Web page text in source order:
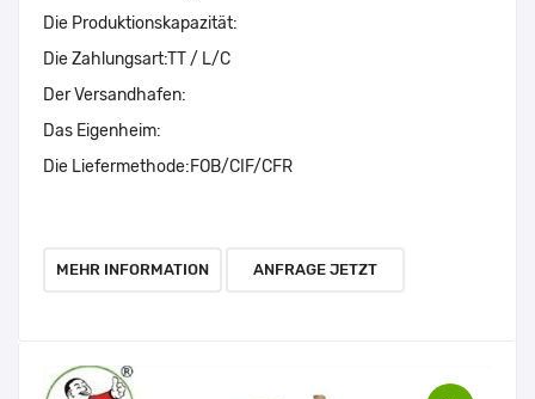
Die Produktionskapazität:
Die Zahlungsart:TT / L/C
Der Versandhafen:
Das Eigenheim:
Die Liefermethode:FOB/CIF/CFR
MEHR INFORMATION ANFRAGE JETZT